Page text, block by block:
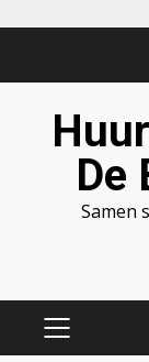
inhoud
De
Samen
PRIMAIR